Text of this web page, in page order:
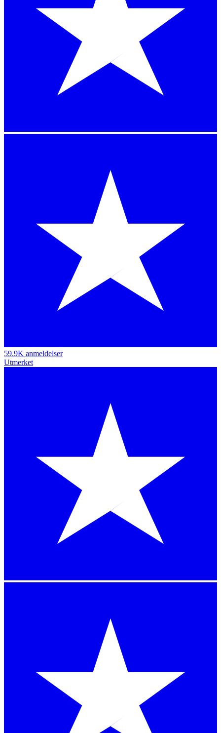
59.9K anmeldelser
Utmerket